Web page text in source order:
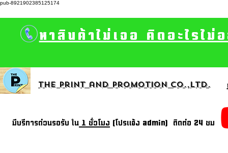
pub-8921902385125174
หาสินค้าไม่เจอ คิดอะไรไ
The print and promotion CO.,Ltd.
มีบรีการด่วนรอรับ ใน 1 ชั่วโมง (โปรแจ้ง admin) ติดต่อ 24 ชม